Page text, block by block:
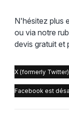
N'hésitez plus
ou via notre
devis gratuit et
X (formerly
Facebook est